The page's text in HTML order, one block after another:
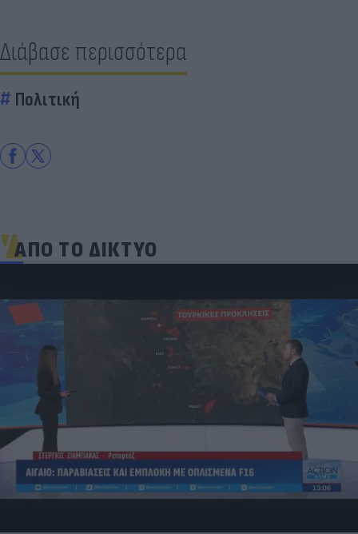
Διάβασε περισσότερα
Πολιτική
ΑΠΟ ΤΟ ΔΙΚΤΥΟ